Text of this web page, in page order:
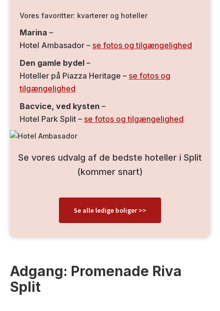
Vores favoritter: kvarterer og hoteller
Marina –
Hotel Ambasador – se fotos og tilgængelighed
Den gamle bydel –
Hoteller på Piazza Heritage – se fotos og
tilgængelighed
Bacvice, ved kysten –
Hotel Park Split – se fotos og tilgængelighed
Se vores udvalg af de bedste hoteller i Split
(kommer snart)
Se alle ledige boliger >>
Adgang: Promenade Riva
Split